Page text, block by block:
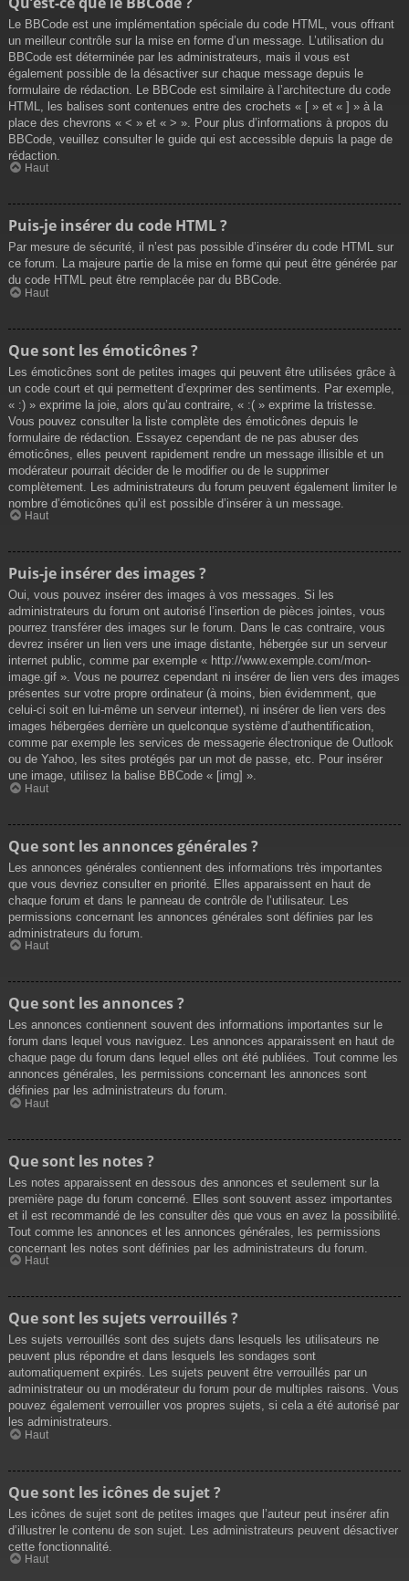
Le BBCode est une implémentation spéciale du code HTML, vous offrant
un meilleur contrôle sur la mise en forme d’un message. L’utilisation du
BBCode est déterminée par les administrateurs, mais il vous est
également possible de la désactiver sur chaque message depuis le
formulaire de rédaction. Le BBCode est similaire à l’architecture du code
HTML, les balises sont contenues entre des crochets « [ » et « ] » à la
place des chevrons « < » et « > ». Pour plus d’informations à propos du
BBCode, veuillez consulter le guide qui est accessible depuis la page de
rédaction.
Haut
Puis-je insérer du code HTML ?
Par mesure de sécurité, il n’est pas possible d’insérer du code HTML sur
ce forum. La majeure partie de la mise en forme qui peut être générée par
du code HTML peut être remplacée par du BBCode.
Haut
Que sont les émoticônes ?
Les émoticônes sont de petites images qui peuvent être utilisées grâce à
un code court et qui permettent d’exprimer des sentiments. Par exemple,
« :) » exprime la joie, alors qu’au contraire, « :( » exprime la tristesse.
Vous pouvez consulter la liste complète des émoticônes depuis le
formulaire de rédaction. Essayez cependant de ne pas abuser des
émoticônes, elles peuvent rapidement rendre un message illisible et un
modérateur pourrait décider de le modifier ou de le supprimer
complètement. Les administrateurs du forum peuvent également limiter le
nombre d’émoticônes qu’il est possible d’insérer à un message.
Haut
Puis-je insérer des images ?
Oui, vous pouvez insérer des images à vos messages. Si les
administrateurs du forum ont autorisé l’insertion de pièces jointes, vous
pourrez transférer des images sur le forum. Dans le cas contraire, vous
devrez insérer un lien vers une image distante, hébergée sur un serveur
internet public, comme par exemple « http://www.exemple.com/mon-
image.gif ». Vous ne pourrez cependant ni insérer de lien vers des images
présentes sur votre propre ordinateur (à moins, bien évidemment, que
celui-ci soit en lui-même un serveur internet), ni insérer de lien vers des
images hébergées derrière un quelconque système d’authentification,
comme par exemple les services de messagerie électronique de Outlook
ou de Yahoo, les sites protégés par un mot de passe, etc. Pour insérer
une image, utilisez la balise BBCode « [img] ».
Haut
Que sont les annonces générales ?
Les annonces générales contiennent des informations très importantes
que vous devriez consulter en priorité. Elles apparaissent en haut de
chaque forum et dans le panneau de contrôle de l’utilisateur. Les
permissions concernant les annonces générales sont définies par les
administrateurs du forum.
Haut
Que sont les annonces ?
Les annonces contiennent souvent des informations importantes sur le
forum dans lequel vous naviguez. Les annonces apparaissent en haut de
chaque page du forum dans lequel elles ont été publiées. Tout comme les
annonces générales, les permissions concernant les annonces sont
définies par les administrateurs du forum.
Haut
Que sont les notes ?
Les notes apparaissent en dessous des annonces et seulement sur la
première page du forum concerné. Elles sont souvent assez importantes
et il est recommandé de les consulter dès que vous en avez la possibilité.
Tout comme les annonces et les annonces générales, les permissions
concernant les notes sont définies par les administrateurs du forum.
Haut
Que sont les sujets verrouillés ?
Les sujets verrouillés sont des sujets dans lesquels les utilisateurs ne
peuvent plus répondre et dans lesquels les sondages sont
automatiquement expirés. Les sujets peuvent être verrouillés par un
administrateur ou un modérateur du forum pour de multiples raisons. Vous
pouvez également verrouiller vos propres sujets, si cela a été autorisé par
les administrateurs.
Haut
Que sont les icônes de sujet ?
Les icônes de sujet sont de petites images que l’auteur peut insérer afin
d’illustrer le contenu de son sujet. Les administrateurs peuvent désactiver
cette fonctionnalité.
Haut